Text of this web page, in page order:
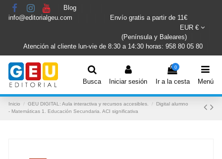
Blog
info@editorialgeu.com
Envío gratis a partir de 11€
EUR €
(Península y Baleares)
Atención al cliente lun-vie de 8:30 a 14:30 horas: 958 80 05 80
Busca Iniciar sesión
0
Ir a la cesta Menú
Inicio GEU DIGITAL: Aula interactiva y recursos accesibles.
Digital alumno
- Matemáticas 1. Educación Secundaria. ACI significativa